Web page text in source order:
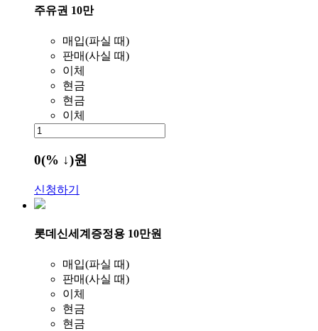
주유권 10만
매입(파실 때)
판매(사실 때)
이체
현금
현금
이체
0(% ↓)원
신청하기
롯데신세계증정용 10만원
매입(파실 때)
판매(사실 때)
이체
현금
현금